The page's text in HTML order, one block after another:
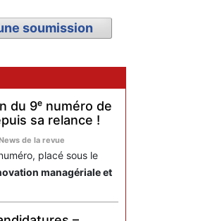
soumission
du 9ᵉ numéro de
sa relance !
de la revue
placé sous le
managériale et